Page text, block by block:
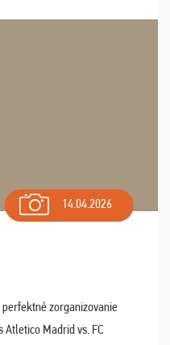
14.04.2026
zorganizovanie
Atletico Madrid vs. FC